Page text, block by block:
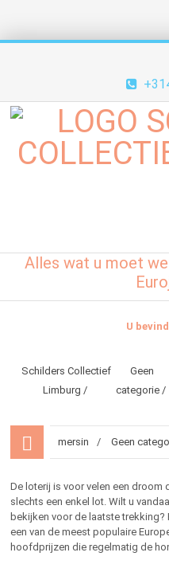
Alles wat u moet
U
Schilders Collectief
Limburg
Geen
categorie
mersin Geen
De loterij is voor velen een droom
slechts een enkel lot. Wilt u
bekijken voor de laatste
een van de meest populaire
hoofdprijzen die regelmatig de